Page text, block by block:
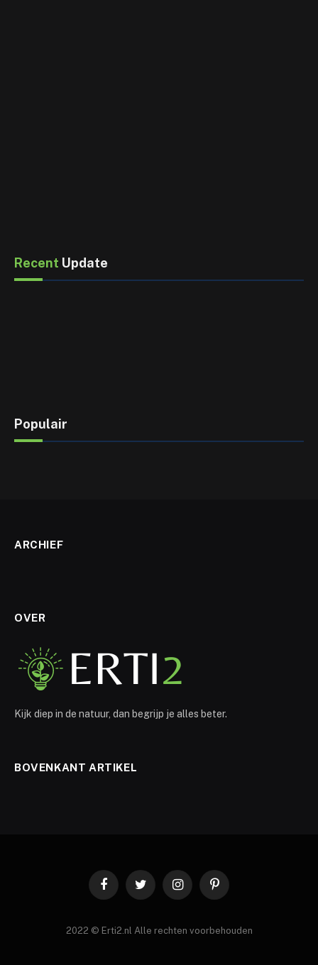
Recent Update
Populair
ARCHIEF
OVER
Kijk diep in de natuur, dan begrijp je alles beter.
BOVENKANT ARTIKEL
FacebookTwitter InstagramPinterest
2022 © Erti2.nl Alle rechten voorbehouden